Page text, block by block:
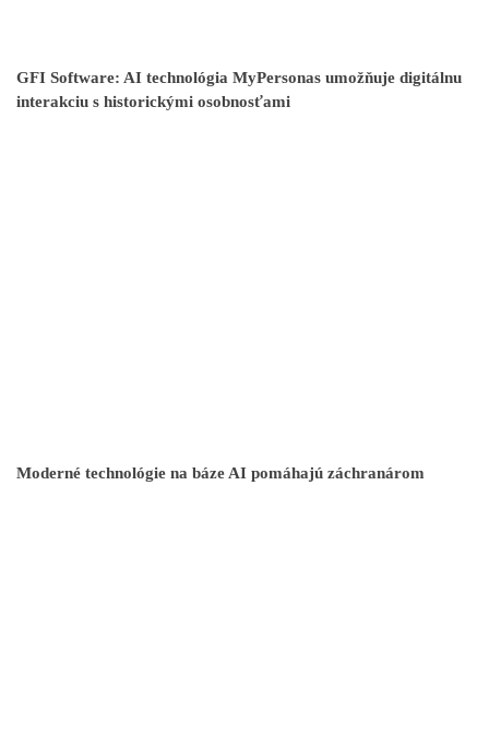
GFI Software: AI technológia MyPersonas umožňuje digitálnu
interakciu s historickými osobnosťami
Moderné technológie na báze AI pomáhajú záchranárom